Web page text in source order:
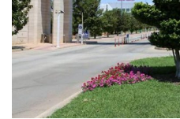
Teknoloji Kurumu
Teknoloji
Yazılım Dilleri